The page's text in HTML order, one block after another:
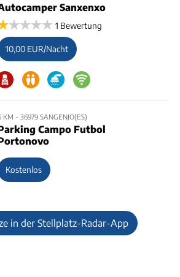
Sanxenxo
1 Bewertung
10,00 EUR/Nacht
KM - 36979 SANGENJO(ES)
Campo Futbol
Kostenlos
in der Stellplatz-Radar-App